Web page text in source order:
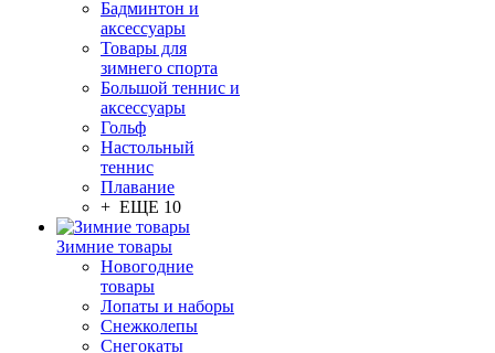
Бадминтон и
аксессуары
Товары для
зимнего спорта
Большой теннис и
аксессуары
Гольф
Настольный
теннис
Плавание
+ ЕЩЕ 10
Зимние товары
Новогодние
товары
Лопаты и наборы
Снежколепы
Снегокаты